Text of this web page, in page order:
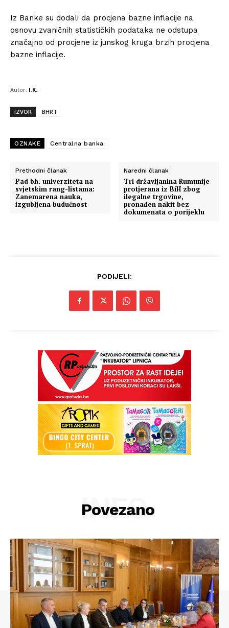
Iz Banke su dodali da procjena bazne inflacije na
osnovu zvaničnih statističkih podataka ne odstupa
značajno od procjene iz junskog kruga brzih procjena
bazne inflacije.
Autor: I.K.
IZVOR BHRT
OZNAKE Centralna banka
Prethodni članak
Pad bh. univerziteta na
svjetskim rang-listama:
Zanemarena nauka,
izgubljena budućnost
Naredni članak
Tri državljanina Rumunije
protjerana iz BiH zbog
ilegalne trgovine,
pronađen nakit bez
dokumenata o porijeklu
PODIJELI:
Povezano
INFO